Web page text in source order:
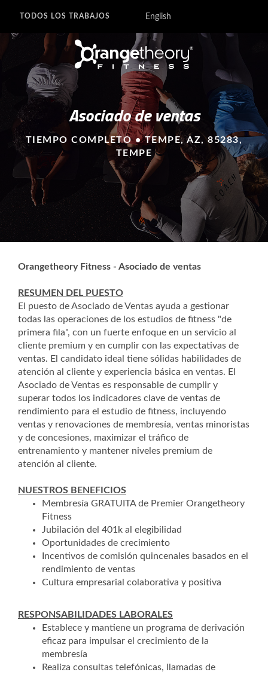
TODOS LOS TRABAJOS English
Asociado de ventas
TIEMPO COMPLETO • TEMPE, AZ, 85283,
TEMPE
Orangetheory Fitness - Asociado de ventas
RESUMEN DEL PUESTO
El puesto de Asociado de Ventas ayuda a gestionar
todas las operaciones de los estudios de fitness "de
primera fila", con un fuerte enfoque en un servicio al
cliente premium y en cumplir con las expectativas de
ventas. El candidato ideal tiene sólidas habilidades de
atención al cliente y experiencia básica en ventas. El
Asociado de Ventas es responsable de cumplir y
superar todos los indicadores clave de ventas de
rendimiento para el estudio de fitness, incluyendo
ventas y renovaciones de membresía, ventas minoristas
y de concesiones, maximizar el tráfico de
entrenamiento y mantener niveles premium de
atención al cliente.
NUESTROS BENEFICIOS
Membresía GRATUITA de Premier Orangetheory
Fitness
Jubilación del 401k al elegibilidad
Oportunidades de crecimiento
Incentivos de comisión quincenales basados en el
rendimiento de ventas
Cultura empresarial colaborativa y positiva
RESPONSABILIDADES LABORALES
Establece y mantiene un programa de derivación
eficaz para impulsar el crecimiento de la
membresía
Realiza consultas telefónicas, llamadas de